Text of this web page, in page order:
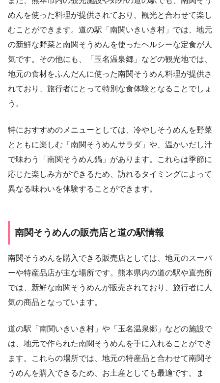
めんを使った料理が提供されており、観光と合わせて楽し
むことができます。道の駅「南関いきいき村」では、地元
の新鮮な野菜と南関そうめんを使ったヘルシーな定食が人
気です。その他にも、「玉名温泉郷」などの観光地では、
地元の食材をふんだんに使った南関そうめん料理が提供さ
れており、旅行者にとって特別な食体験となることでしょ
う。
特におすすめのメニューとしては、冷やしそうめんを野菜
とともに楽しむ「南関そうめんサラダ」や、温かいだし汁
で味わう「南関そうめん鍋」があります。これらは季節に
応じた楽しみ方ができるため、訪れるタイミングによって
異なる味わいを体験することができます。
南関そうめんの販売店と道の駅情報
南関そうめんを購入できる販売店としては、地元のスーパ
ーや特産品店が主な場所です。熊本県内の道の駅や直売所
では、新鮮な南関そうめんが販売されており、旅行者に人
気の商品となっています。
道の駅「南関いきいき村」や「玉名温泉郷」などの施設で
は、地元で作られた南関そうめんを手に入れることができ
ます。これらの場所では、地元の特産品と合わせて南関そ
うめんを購入できるため、お土産としても最適です。ま